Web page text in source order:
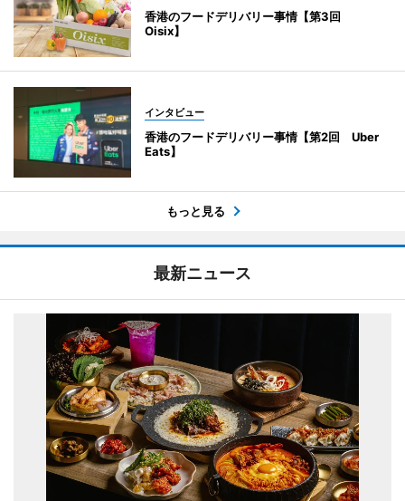
香港のフードデリバリー事情【第3回
Oisix】
インタビュー
香港のフードデリバリー事情【第2回 Uber
Eats】
もっと見る
最新ニュース